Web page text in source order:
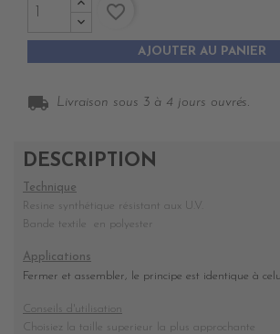
AJOUTER AU PANIER
favorite_border
local_shipping Livraison sous 3 à 4 jours ouvrés.
DESCRIPTION
Technique
Resine synthétique résistant aux U.V.
Bande textile en polyester
Applications
Fermer et assembler, le principe est identique à
Conseils d'utilisation
Choisiez la taille superieur la plus approchante